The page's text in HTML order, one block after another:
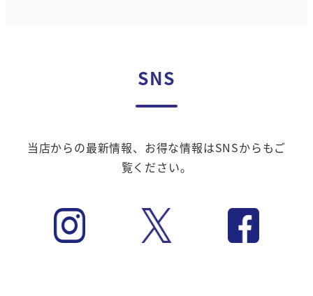
SNS
当店からの最新情報、お得な情報はSNSからもご
覧ください。